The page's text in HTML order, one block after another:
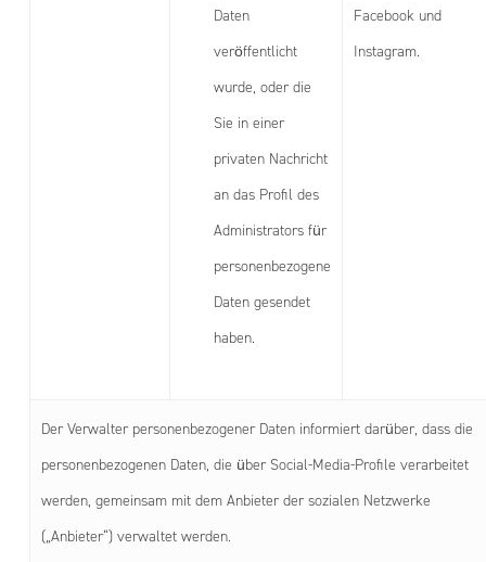
Daten
veröffentlicht
wurde, oder die
Sie in einer
privaten Nachricht
an das Profil des
Administrators für
personenbezogene
Daten gesendet
haben.
Facebook und
Instagram.
Der Verwalter personenbezogener Daten informiert darüber, dass die
personenbezogenen Daten, die über Social-Media-Profile verarbeitet
werden, gemeinsam mit dem Anbieter der sozialen Netzwerke
(„Anbieter“) verwaltet werden.